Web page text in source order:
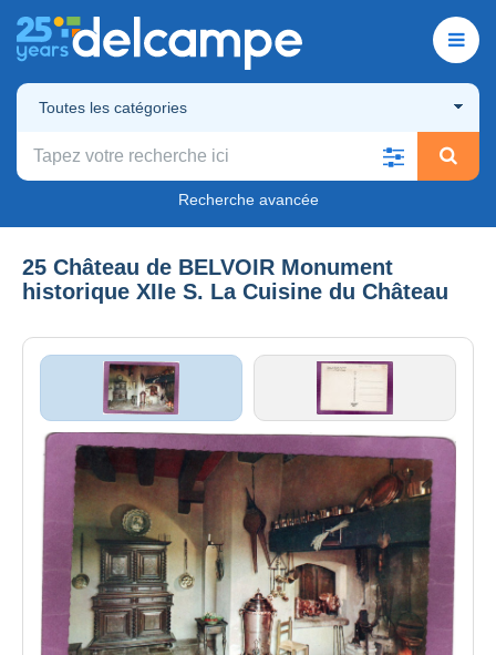
Toutes les catégories
Recherche avancée
25 Château de BELVOIR Monument
historique XIIe S. La Cuisine du Château